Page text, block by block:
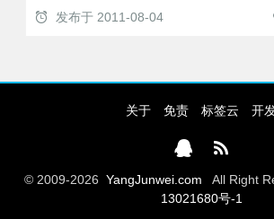
发布于 2011-08-04
关于 免责 标签云 开
© 2009-2026 YangJunwei.com All Right
13021680号-1